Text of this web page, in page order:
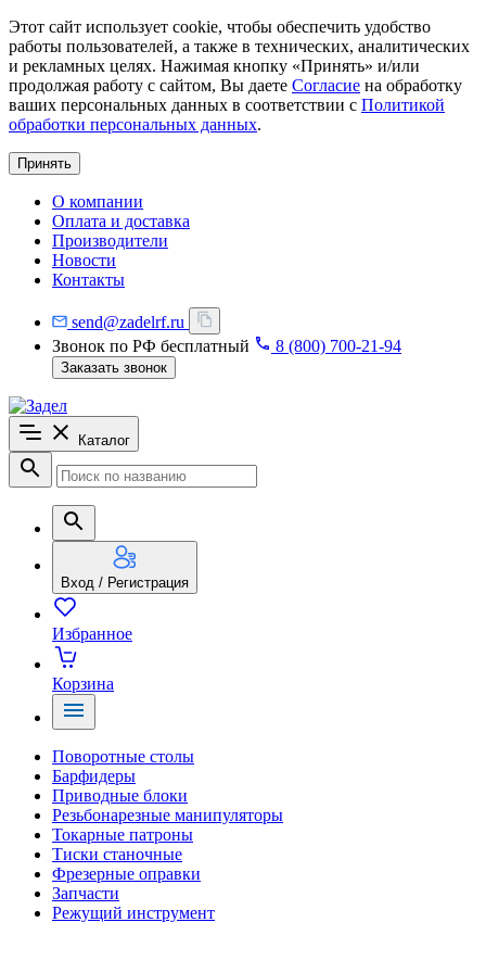
Этот сайт использует cookie, чтобы обеспечить удобство
работы пользователей, а также в технических, аналитических
и рекламных целях. Нажимая кнопку «Принять» и/или
продолжая работу с сайтом, Вы даете Согласие на обработку
ваших персональных данных в соответствии с Политикой
обработки персональных данных.
Принять
О компании
Оплата и доставка
Производители
Новости
Контакты
send@zadelrf.ru
Звонок по РФ бесплатный
8 (800) 700-21-94
Заказать звонок
Каталог
Вход / Регистрация
Избранное
Корзина
Поворотные столы
Барфидеры
Приводные блоки
Резьбонарезные манипуляторы
Токарные патроны
Тиски станочные
Фрезерные оправки
Запчасти
Режущий инструмент